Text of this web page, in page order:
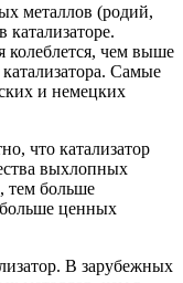
металлов (родий,
катализаторе.
колеблется, чем выше
Самые
и немецких
что катализатор
выхлопных
тем больше
больше ценных
В зарубежных